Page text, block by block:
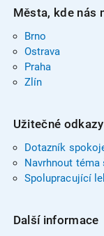
Města, kde nás
Brno
Ostrava
Praha
Zlín
Užitečné odkazy
Dotazník
Navrhnout téma
Spolupracující
Další informace